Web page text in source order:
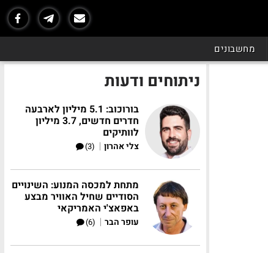
מחשבונים
ניתוחים ודעות
בורוכוב: 5.1 מיליון לארבעה
חדרים חדשים, 3.7 מיליון
לוותיקים
צלי אהרון |
(3)
מתחת למכסה המנוע: השינויים
הסודיים שחיל האוויר מבצע
באפאצ'י האמריקאי
עופר הבר |
(6)